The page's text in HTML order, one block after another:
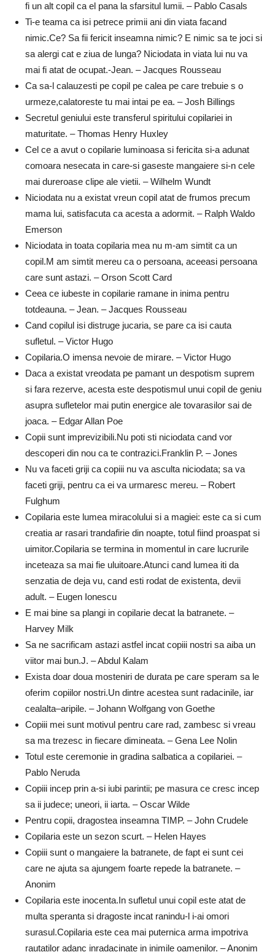
fi un alt copil ca el pana la sfarsitul lumii. – Pablo Casals
Ti-e teama ca isi petrece primii ani din viata facand
nimic.Ce? Sa fii fericit inseamna nimic? E nimic sa te joci si
sa alergi cat e ziua de lunga? Niciodata in viata lui nu va
mai fi atat de ocupat.-Jean. – Jacques Rousseau
Ca sa-l calauzesti pe copil pe calea pe care trebuie s o
urmeze,calatoreste tu mai intai pe ea. – Josh Billings
Secretul geniului este transferul spiritului copilariei in
maturitate. – Thomas Henry Huxley
Cel ce a avut o copilarie luminoasa si fericita si-a adunat
comoara nesecata in care-si gaseste mangaiere si-n cele
mai dureroase clipe ale vietii. – Wilhelm Wundt
Niciodata nu a existat vreun copil atat de frumos precum
mama lui, satisfacuta ca acesta a adormit. – Ralph Waldo
Emerson
Niciodata in toata copilaria mea nu m-am simtit ca un
copil.M am simtit mereu ca o persoana, aceeasi persoana
care sunt astazi. – Orson Scott Card
Ceea ce iubeste in copilarie ramane in inima pentru
totdeauna. – Jean. – Jacques Rousseau
Cand copilul isi distruge jucaria, se pare ca isi cauta
sufletul. – Victor Hugo
Copilaria.O imensa nevoie de mirare. – Victor Hugo
Daca a existat vreodata pe pamant un despotism suprem
si fara rezerve, acesta este despotismul unui copil de geniu
asupra sufletelor mai putin energice ale tovarasilor sai de
joaca. – Edgar Allan Poe
Copii sunt imprevizibili.Nu poti sti niciodata cand vor
descoperi din nou ca te contrazici.Franklin P. – Jones
Nu va faceti griji ca copiii nu va asculta niciodata; sa va
faceti griji, pentru ca ei va urmaresc mereu. – Robert
Fulghum
Copilaria este lumea miracolului si a magiei: este ca si cum
creatia ar rasari trandafirie din noapte, totul fiind proaspat si
uimitor.Copilaria se termina in momentul in care lucrurile
inceteaza sa mai fie uluitoare.Atunci cand lumea iti da
senzatia de deja vu, cand esti rodat de existenta, devii
adult. – Eugen Ionescu
E mai bine sa plangi in copilarie decat la batranete. –
Harvey Milk
Sa ne sacrificam astazi astfel incat copiii nostri sa aiba un
viitor mai bun.J. – Abdul Kalam
Exista doar doua mosteniri de durata pe care speram sa le
oferim copiilor nostri.Un dintre acestea sunt radacinile, iar
cealalta–aripile. – Johann Wolfgang von Goethe
Copiii mei sunt motivul pentru care rad, zambesc si vreau
sa ma trezesc in fiecare dimineata. – Gena Lee Nolin
Totul este ceremonie in gradina salbatica a copilariei. –
Pablo Neruda
Copiii incep prin a-si iubi parintii; pe masura ce cresc incep
sa ii judece; uneori, ii iarta. – Oscar Wilde
Pentru copii, dragostea inseamna TIMP. – John Crudele
Copilaria este un sezon scurt. – Helen Hayes
Copiii sunt o mangaiere la batranete, de fapt ei sunt cei
care ne ajuta sa ajungem foarte repede la batranete. –
Anonim
Copilaria este inocenta.In sufletul unui copil este atat de
multa speranta si dragoste incat ranindu-l i-ai omori
surasul.Copilaria este cea mai puternica arma impotriva
rautatilor adanc inradacinate in inimile oamenilor. – Anonim